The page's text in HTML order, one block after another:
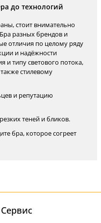
до технологий
стоит внимательно
разных брендов и
отличия по целому ряду
и надёжности
и типу светового потока,
стилевому
и репутацию
теней и бликов.
бра, которое согреет
Cервис